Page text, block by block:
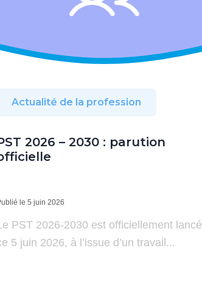
Actualité de la profession
2026 – 2030 : parution
le 5 juin 2026
PST 2026-2030 est officiellement lancé
5 juin 2026, à l’issue d’un travail...